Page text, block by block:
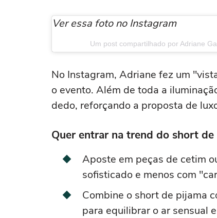
Ver essa foto no Instagram
Um post compartilhado por Adriane
No Instagram, Adriane fez um
o evento. Além de toda a
dedo, reforçando a proposta de
Quer entrar na trend do short de
Aposte em peças de cetim
sofisticado e menos com
Combine o short de pijama
para equilibrar o ar sensual